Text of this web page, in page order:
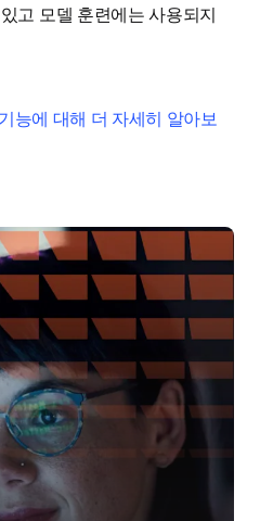
고 모델 훈련에는 사용되지
능에 대해 더 자세히 알아보